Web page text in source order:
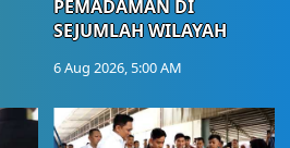
PEMADAMAN DI
SEJUMLAH WILAYAH
6 Aug 2026, 5:00 AM